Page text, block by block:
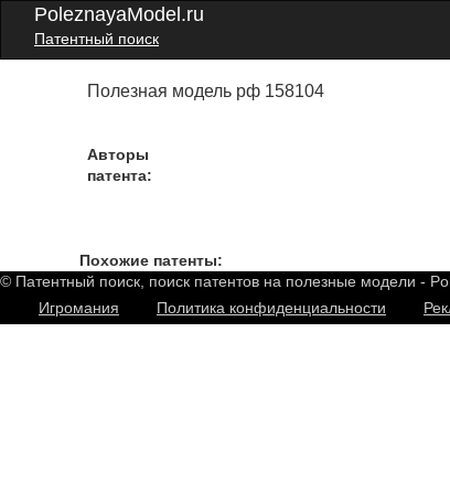
PoleznayaModel.ru
Патентный поиск
Полезная модель рф 158104
Авторы
патента:
Похожие патенты:
© Патентный поиск, поиск патентов на полезные модели -
Игромания
Политика конфиденциальности